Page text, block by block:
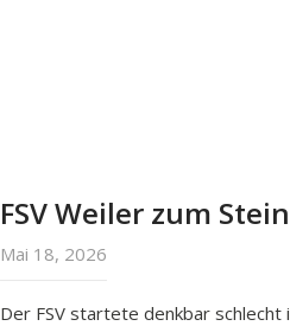
FSV Weiler zum
Mai 18, 2026
Der FSV startete denkbar